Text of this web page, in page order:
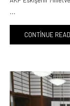
...
CONTINUE